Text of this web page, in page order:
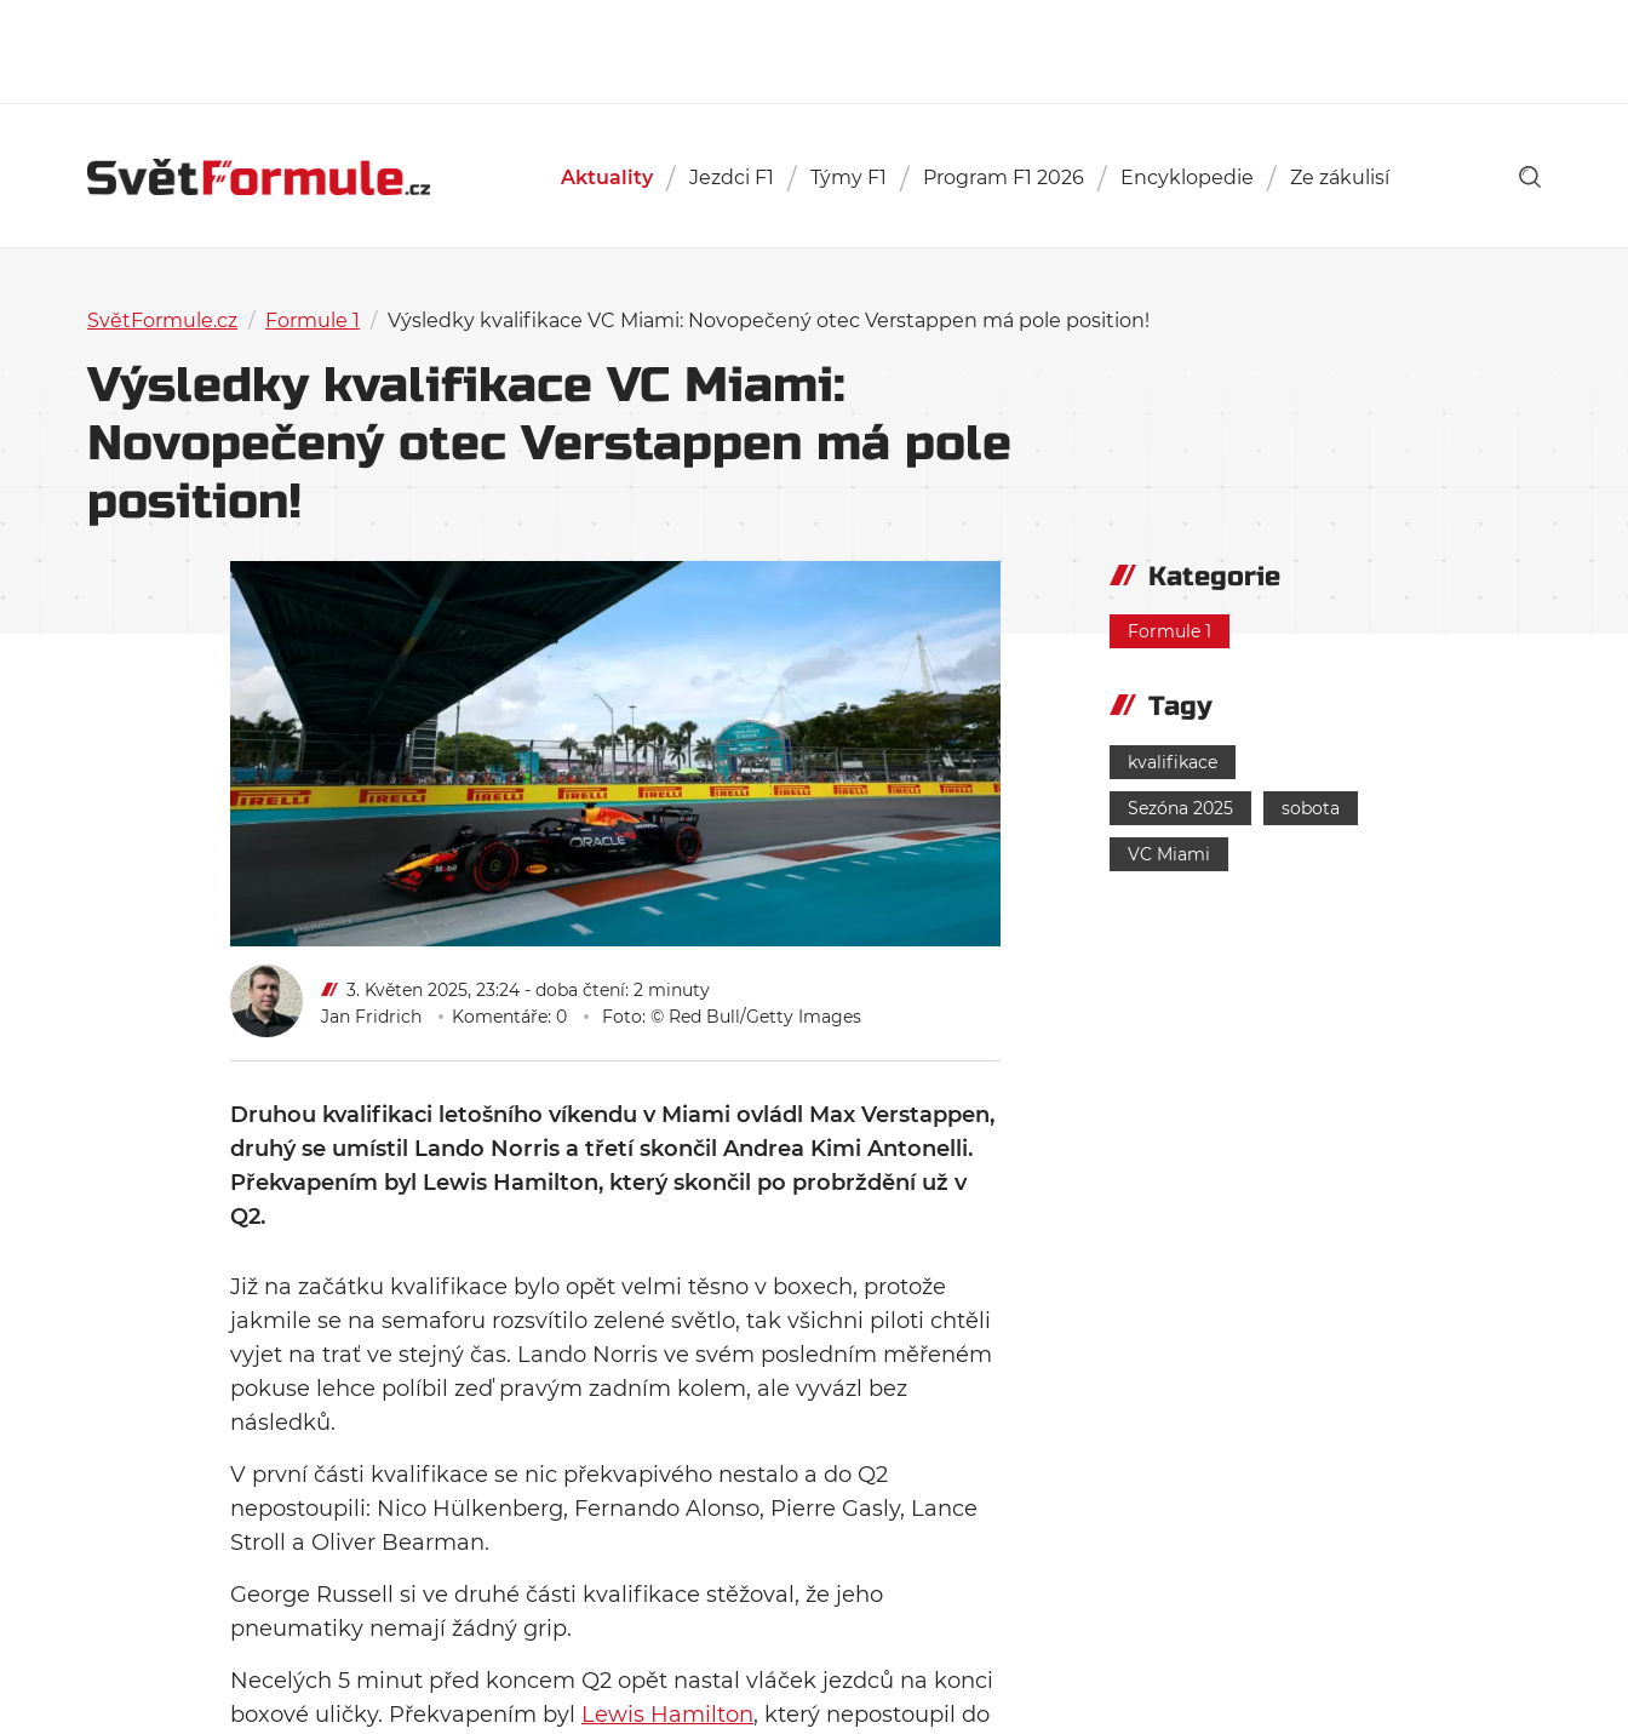
Aktuality Jezdci F1 Týmy F1 Program F1 2026 Encyklopedie Ze zákulisí
SvětFormule.cz / Formule 1 / Výsledky kvalifikace VC Miami: Novopečený otec Verstappen má pole position!
Výsledky kvalifikace VC Miami:
Novopečený otec Verstappen má pole
position!
3. Květen 2025, 23:24 - doba čtení: 2 minuty
Jan Fridrich
Komentáře: 0 Foto: © Red Bull/Getty Images
Druhou kvalifikaci letošního víkendu v Miami ovládl Max Verstappen,
druhý se umístil Lando Norris a třetí skončil Andrea Kimi Antonelli.
Překvapením byl Lewis Hamilton, který skončil po probrždění už v
Q2.
Již na začátku kvalifikace bylo opět velmi těsno v boxech, protože
jakmile se na semaforu rozsvítilo zelené světlo, tak všichni piloti chtěli
vyjet na trať ve stejný čas. Lando Norris ve svém posledním měřeném
pokuse lehce políbil zeď pravým zadním kolem, ale vyvázl bez
následků.
V první části kvalifikace se nic překvapivého nestalo a do Q2
nepostoupili: Nico Hülkenberg, Fernando Alonso, Pierre Gasly, Lance
Stroll a Oliver Bearman.
George Russell si ve druhé části kvalifikace stěžoval, že jeho
pneumatiky nemají žádný grip.
Necelých 5 minut před koncem Q2 opět nastal vláček jezdců na konci
boxové uličky. Překvapením byl Lewis Hamilton, který nepostoupil do
Kategorie
Formule 1
Tagy
kvalifikace
Sezóna 2025 sobota
VC Miami